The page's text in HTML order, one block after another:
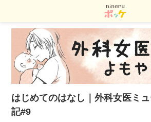
はじめてのはなし｜外科女医ミ
記#9